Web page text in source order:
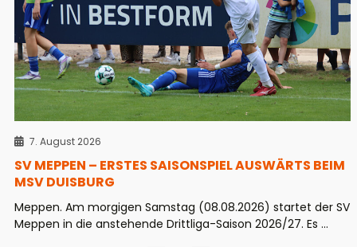
7. August 2026
SV MEPPEN – ERSTES SAISONSPIEL AUSWÄRTS BEIM
MSV DUISBURG
Meppen. Am morgigen Samstag (08.08.2026) startet der SV
Meppen in die anstehende Drittliga-Saison 2026/27. Es ...